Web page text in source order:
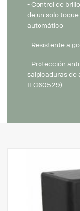
- Control de
de un solo
automático
- Resistente a
- Protección
salpicaduras de
IEC60529)